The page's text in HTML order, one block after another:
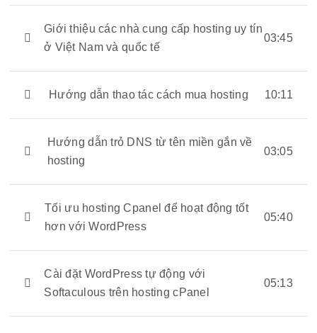
Giới thiệu các nhà cung cấp hosting uy tín
ở Việt Nam và quốc tế
03:45
Hướng dẫn thao tác cách mua hosting 10:11
Hướng dẫn trỏ DNS từ tên miền gắn về
hosting
03:05
Tối ưu hosting Cpanel để hoạt động tốt
hơn với WordPress
05:40
Cài đặt WordPress tự động với
Softaculous trên hosting cPanel
05:13